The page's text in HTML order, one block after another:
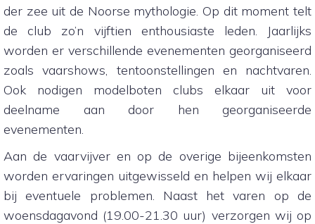
der zee uit de Noorse mythologie. Op dit moment telt
de club zo’n vijftien enthousiaste leden. Jaarlijks
worden er verschillende evenementen georganiseerd
zoals vaarshows, tentoonstellingen en nachtvaren.
Ook nodigen modelboten clubs elkaar uit voor
deelname aan door hen georganiseerde
evenementen.
Aan de vaarvijver en op de overige bijeenkomsten
worden ervaringen uitgewisseld en helpen wij elkaar
bij eventuele problemen. Naast het varen op de
woensdagavond (19.00-21.30 uur) verzorgen wij op